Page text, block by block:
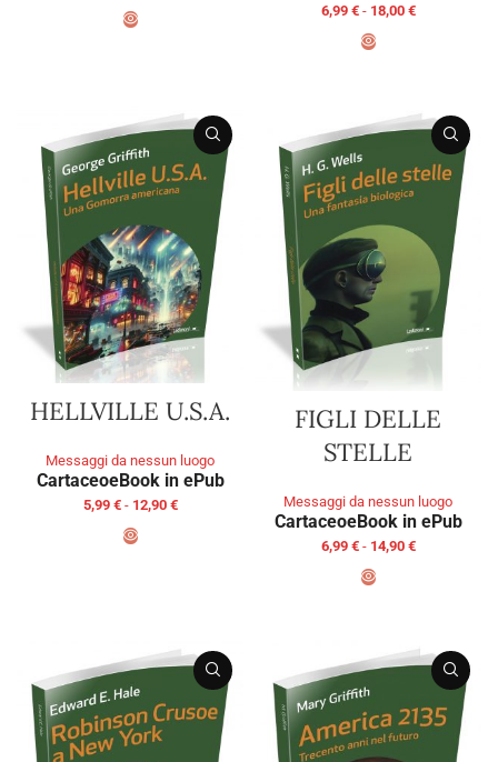
6,99 € - 18,00 €
HELLVILLE U.S.A.
Messaggi da nessun luogo
CartaceoeBook in ePub
5,99 € - 12,90 €
FIGLI DELLE
STELLE
Messaggi da nessun luogo
CartaceoeBook in ePub
6,99 € - 14,90 €